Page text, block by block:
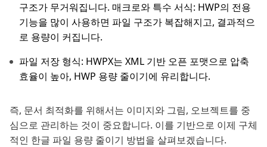
구조가 무거워집니다. 매크로와 특수 서식: HWP의 전용
기능을 많이 사용하면 파일 구조가 복잡해지고, 결과적으
로 용량이 커집니다.
파일 저장 형식: HWPX는 XML 기반 오픈 포맷으로 압축
효율이 높아, HWP 용량 줄이기에 유리합니다.
즉, 문서 최적화를 위해서는 이미지와 그림, 오브젝트를 중
심으로 관리하는 것이 중요합니다. 이를 기반으로 이제 구체
적인 한글 파일 용량 줄이기 방법을 살펴보겠습니다.